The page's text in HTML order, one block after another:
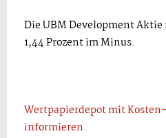
Die UBM Development Aktie
1,44 Prozent im Minus.
Wertpapierdepot mit
informieren.